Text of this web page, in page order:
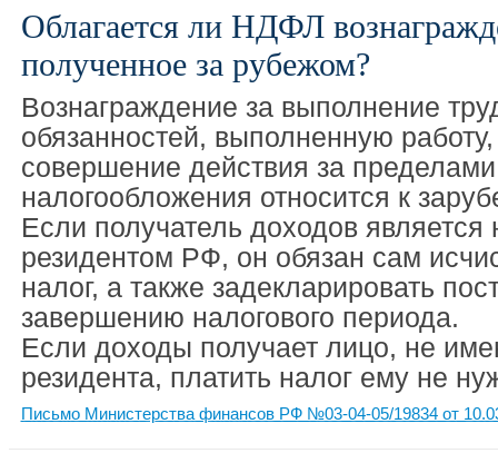
Облагается ли НДФЛ
полученное за рубежом?
Вознаграждение за выполнение
обязанностей, выполненную
совершение действия за
налогообложения относится к
Если получатель доходов является
резидентом РФ, он обязан сам
налог, а также задекларировать
завершению налогового периода.
Если доходы получает лицо, не
резидента, платить налог ему не
Письмо Министерства финансов РФ №03-04-05/19834 от